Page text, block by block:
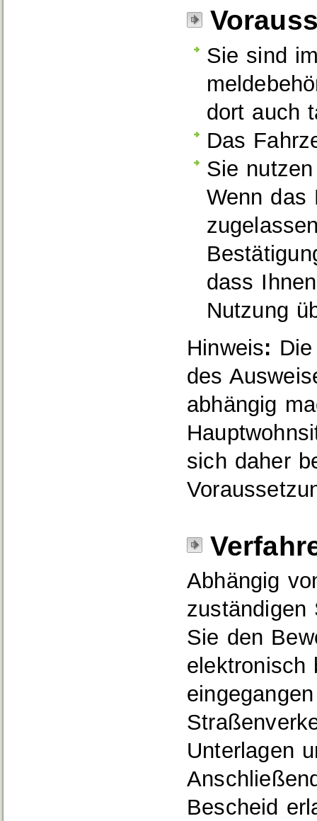
Sie sind
dort auch
Das
Sie
Wenn das
Bestä
dass
Nutzung
Hinweis:
des
abhängig
sich daher
Abhängig
zuständigen
Sie den
elektronisch
Unterlagen
Bescheid